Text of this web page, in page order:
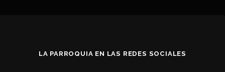
LA PARROQUIA EN LAS REDES SOCIALES